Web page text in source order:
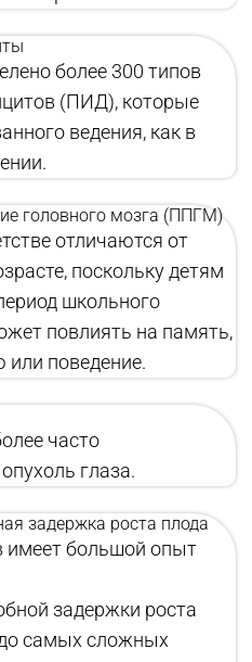
более 300 типов
(ПИД), которые
ведения, как в
головного мозга (ППГМ)
отличаются от
поскольку детям
школьного
повлиять на память,
или поведение.
часто
глаза.
задержка роста плода
имеет большой опыт
задержки роста
самых сложных